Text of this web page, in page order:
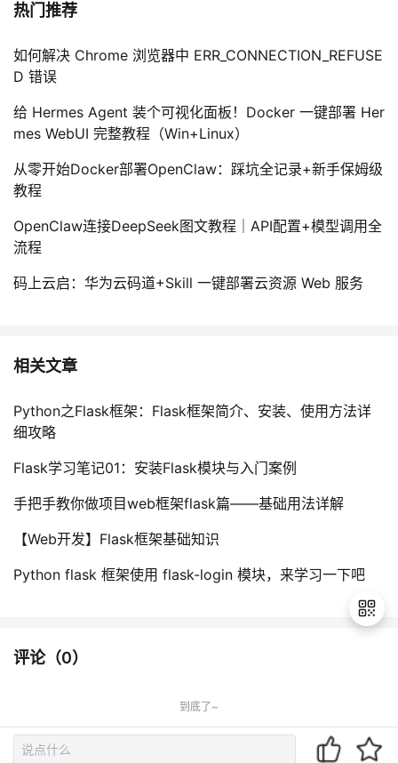
热门推荐
如何解决 Chrome 浏览器中 ERR_CONNECTION_REFUSE
D 错误
给 Hermes Agent 装个可视化面板！Docker 一键部署 Her
mes WebUI 完整教程（Win+Linux）
从零开始Docker部署OpenClaw：踩坑全记录+新手保姆级
教程
OpenClaw连接DeepSeek图文教程｜API配置+模型调用全
流程
码上云启：华为云码道+Skill 一键部署云资源 Web 服务
相关文章
Python之Flask框架：Flask框架简介、安装、使用方法详
细攻略
Flask学习笔记01：安装Flask模块与入门案例
手把手教你做项目web框架flask篇——基础用法详解
【Web开发】Flask框架基础知识
Python flask 框架使用 flask-login 模块，来学习一下吧
评论（0）
到底了~